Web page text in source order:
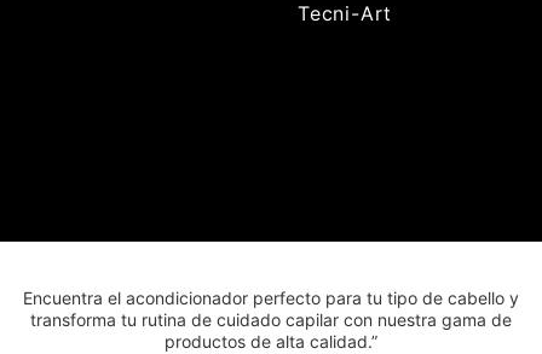
Tecni-Art
Encuentra el acondicionador perfecto para tu tipo de cabello y
transforma tu rutina de cuidado capilar con nuestra gama de
productos de alta calidad.”